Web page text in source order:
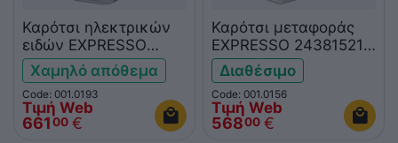
Καρότσι ηλεκτρικών
ειδών EXPRESSO
63463621
Χαμηλό απόθεμα
Code: 001.0193
Τιμή Web
66100 €
Καρότσι μεταφοράς
EXPRESSO 24381521
(παλέτα No5)
Διαθέσιμο
Code: 001.0156
Τιμή Web
56800 €